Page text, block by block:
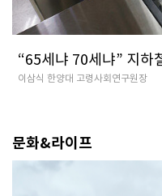
“65세냐 70세냐” 지하
이삼식 한양대 고령사회연구원장
문화&라이프